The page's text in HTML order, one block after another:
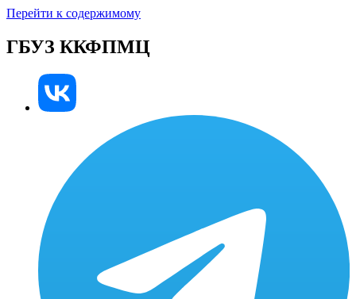
Перейти к содержимому
ГБУЗ ККФПМЦ